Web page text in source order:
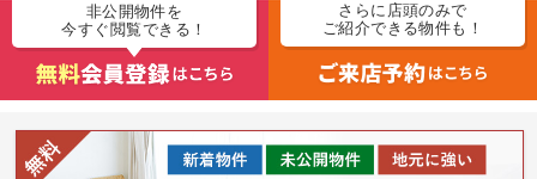
非公開物件を
今すぐ閲覧できる！
さらに店頭のみで
ご紹介できる物件も！